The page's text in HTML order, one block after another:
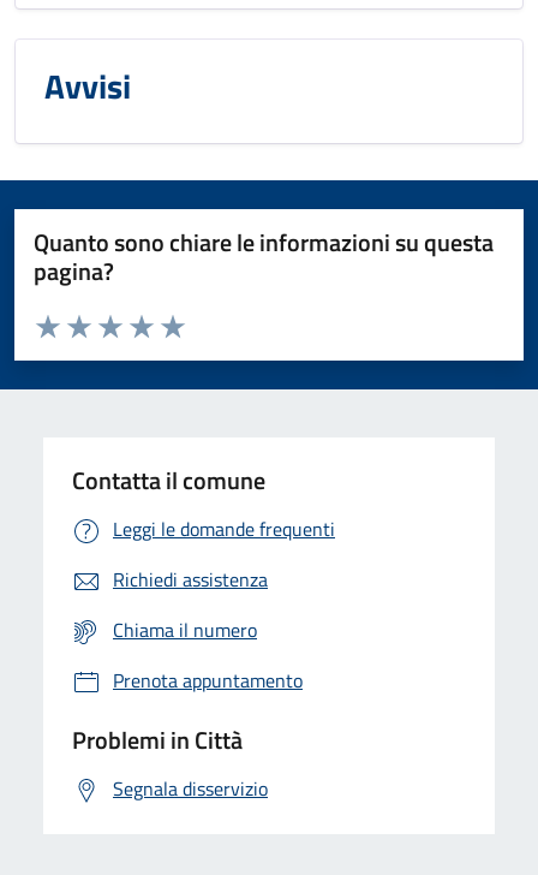
Avvisi
Quanto sono chiare le informazioni su questa
pagina?
Domanda
Valuta da 1 a 5 stelle la pagina
Valuta 5 stelle su 5
Valuta 4 stelle su 5
Valuta 3 stelle su 5
Valuta 2 stelle su 5
Valuta 1 stelle su 5
Contatta il comune
Leggi le domande frequenti
Richiedi assistenza
Chiama il numero
Prenota appuntamento
Problemi in Città
Segnala disservizio